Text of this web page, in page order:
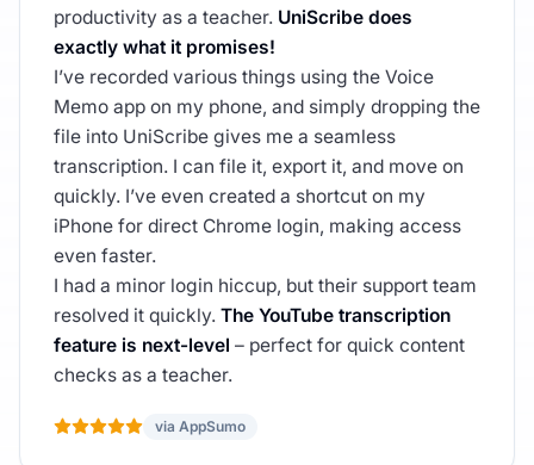
productivity as a teacher. UniScribe does
exactly what it promises!
I’ve recorded various things using the Voice
Memo app on my phone, and simply dropping the
file into UniScribe gives me a seamless
transcription. I can file it, export it, and move on
quickly. I’ve even created a shortcut on my
iPhone for direct Chrome login, making access
even faster.
I had a minor login hiccup, but their support team
resolved it quickly. The YouTube transcription
feature is next-level – perfect for quick content
checks as a teacher.
via AppSumo